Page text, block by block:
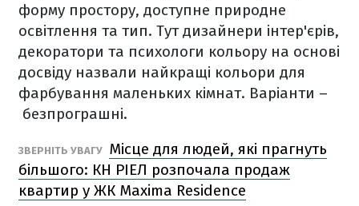
форму простору, доступне природне
освітлення та тип. Тут дизайнери інтер'єрів,
декоратори та психологи кольору на основі
досвіду назвали найкращі кольори для
фарбування маленьких кімнат. Варіанти –
безпрограшні.
ЗВЕРНІТЬ УВАГУ Місце для людей, які прагнуть
більшого: КН РІЕЛ розпочала продаж
квартир у ЖК Maxima Residence